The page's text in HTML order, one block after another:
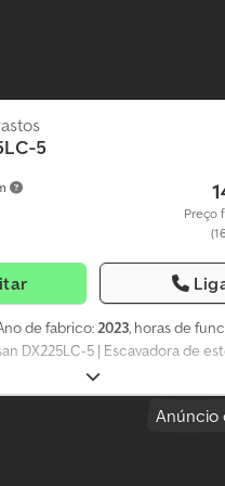
5
Preço
de fabrico:2023, horas de
DX225LC-5 | Escavadora de
França 🚛 Entrega
calculadora de frete para
💰 Compre agora por 140 000
na entrega disponível
aprovação)* 👷‍♂️ Inspecionado
Anúncio